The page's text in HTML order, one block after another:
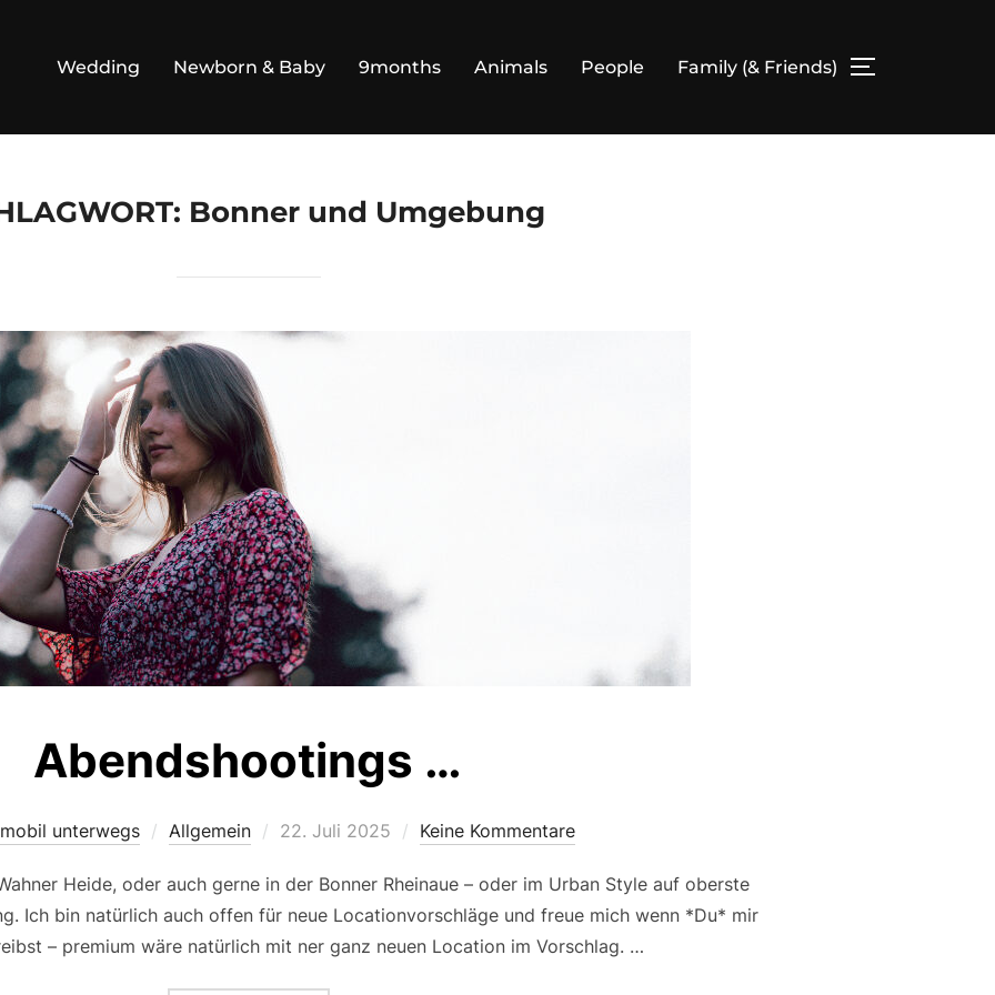
Wedding Newborn & Baby 9months Animals People Family (& Friends)
Bonner und Umgebung
Abendshootings …
unterwegs Allgemein
Veröffentlicht
22. Juli 2025 Keine Kommentare
Heide, oder auch gerne in der Bonner Rheinaue – oder im Urban Style auf oberste
Ich bin natürlich auch offen für neue Locationvorschläge und freue mich wenn *Du* mir
– premium wäre natürlich mit ner ganz neuen Location im Vorschlag. …